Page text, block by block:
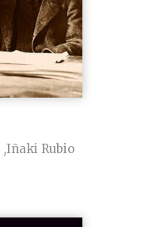
Iñaki Rubio